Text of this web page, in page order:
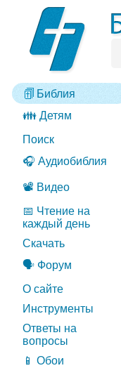
Библия
👪 Детям
Поиск
🎧 Аудиобиблия
📽️ Видео
📅 Чтение на
каждый день
Скачать
🗣️ Форум
О сайте
Инструменты
Ответы на
вопросы
📱 Обои